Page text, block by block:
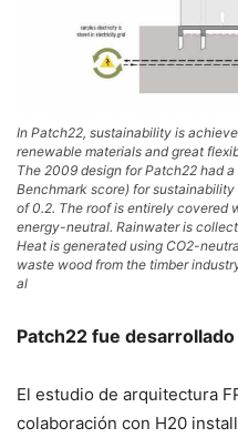
In Patch22, sustainability is
renewable materials and great
The 2009 design for Patch22 had
Benchmark score) for
of 0.2. The roof is entirely covered
energy-neutral. Rainwater is
Heat is generated using CO2-
waste wood from the timber
al
Patch22 fue
El estudio de arquitectura
colaboración con H20